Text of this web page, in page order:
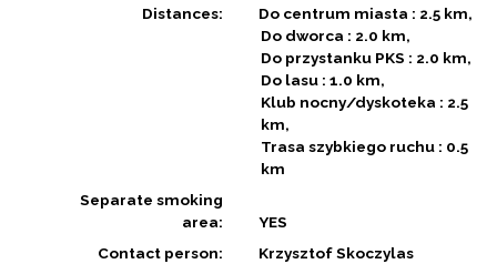
Distances:
Do centrum miasta : 2.5 km
Do dworca : 2.0 km
Do przystanku PKS : 2.0 km
Do lasu : 1.0 km
Klub nocny/dyskoteka : 2.5
km
Trasa szybkiego ruchu : 0.5
km
Separate smoking
area:
YES
Contact person:
Krzysztof Skoczylas